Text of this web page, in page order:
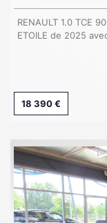
RENAULT 1.0 TCE
ETOILE de 2025
18 390 €